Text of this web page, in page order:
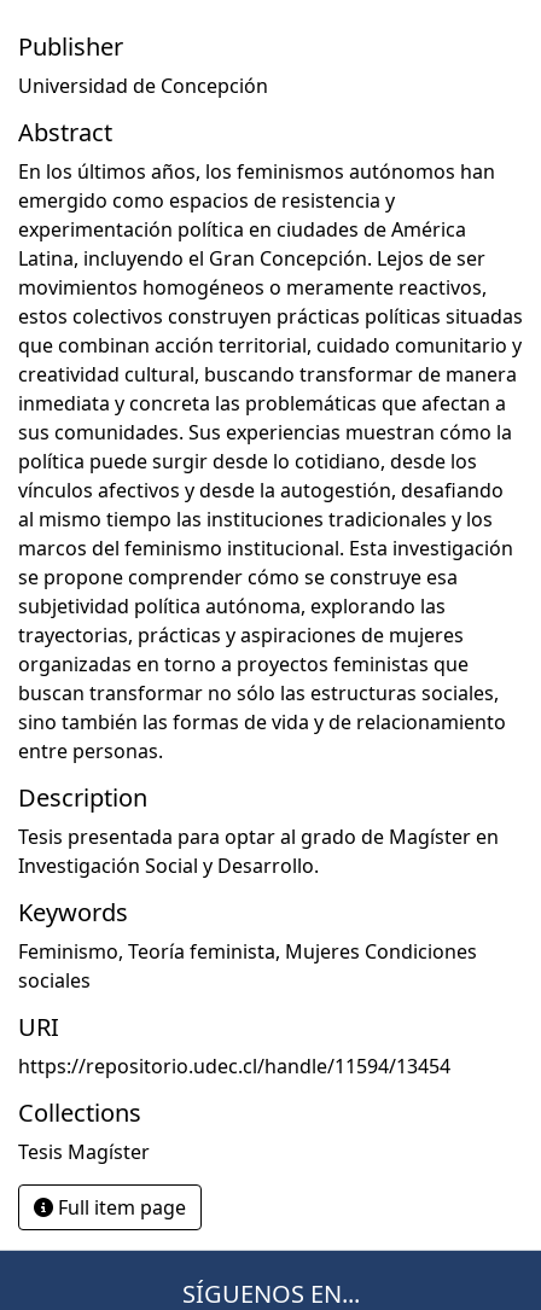
Publisher
Universidad de Concepción
Abstract
En los últimos años, los feminismos autónomos han
emergido como espacios de resistencia y
experimentación política en ciudades de América
Latina, incluyendo el Gran Concepción. Lejos de ser
movimientos homogéneos o meramente reactivos,
estos colectivos construyen prácticas políticas situadas
que combinan acción territorial, cuidado comunitario y
creatividad cultural, buscando transformar de manera
inmediata y concreta las problemáticas que afectan a
sus comunidades. Sus experiencias muestran cómo la
política puede surgir desde lo cotidiano, desde los
vínculos afectivos y desde la autogestión, desafiando
al mismo tiempo las instituciones tradicionales y los
marcos del feminismo institucional. Esta investigación
se propone comprender cómo se construye esa
subjetividad política autónoma, explorando las
trayectorias, prácticas y aspiraciones de mujeres
organizadas en torno a proyectos feministas que
buscan transformar no sólo las estructuras sociales,
sino también las formas de vida y de relacionamiento
entre personas.
Description
Tesis presentada para optar al grado de Magíster en
Investigación Social y Desarrollo.
Keywords
Feminismo, Teoría feminista, Mujeres Condiciones
sociales
URI
https://repositorio.udec.cl/handle/11594/13454
Collections
Tesis Magíster
Full item page
SÍGUENOS EN...